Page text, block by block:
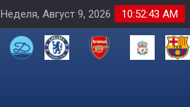
10:52:44 AM
Неделя, Август 9, 2026